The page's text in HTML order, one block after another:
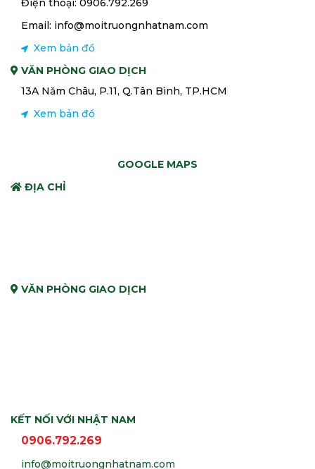
Điện thoại: 0906.792.269
Email: info@moitruongnhatnam.com
Xem bản đồ
VĂN PHÒNG GIAO DỊCH
13A Năm Châu, P.11, Q.Tân Bình, TP.HCM
Xem bản đồ
GOOGLE MAPS
ĐỊA CHỈ
VĂN PHÒNG GIAO DỊCH
KẾT NỐI VỚI NHẬT NAM
0906.792.269
info@moitruongnhatnam.com